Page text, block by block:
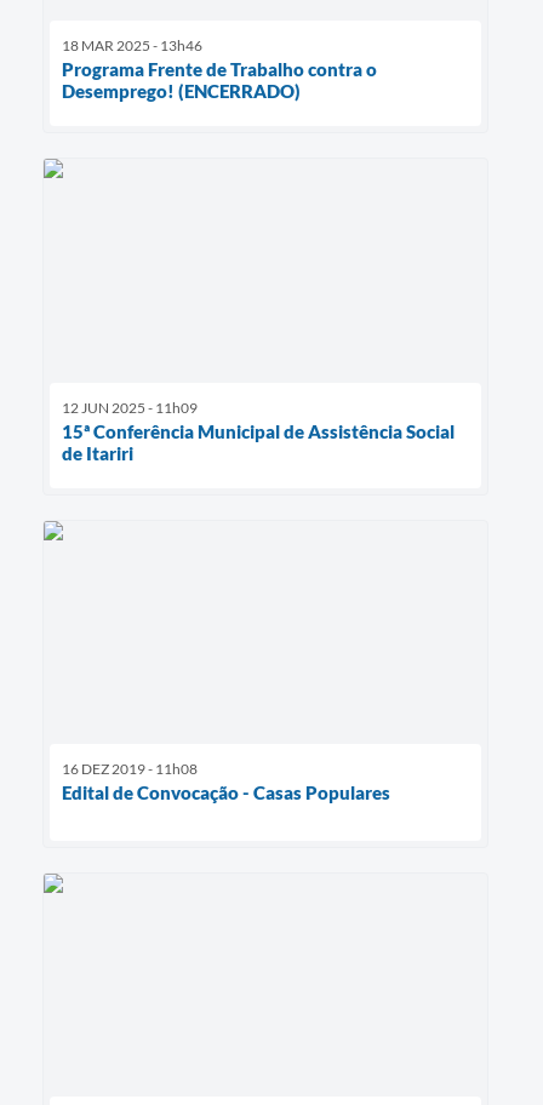
18 MAR 2025 - 13h46
Programa Frente de Trabalho contra o
Desemprego! (ENCERRADO)
12 JUN 2025 - 11h09
15ª Conferência Municipal de Assistência Social
de Itariri
16 DEZ 2019 - 11h08
Edital de Convocação - Casas Populares